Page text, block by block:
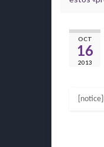
OCT
16
2013